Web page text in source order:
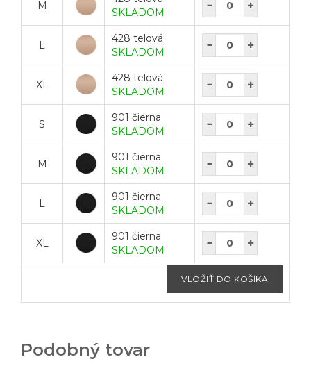
M
SKLADOM
L
428 telová
SKLADOM
XL
428 telová
SKLADOM
S
901 čierna
SKLADOM
M
901 čierna
SKLADOM
L
901 čierna
SKLADOM
XL
901 čierna
SKLADOM
Podobný tovar